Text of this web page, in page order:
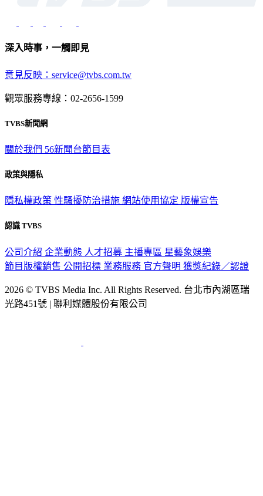
深入時事，一觸即見
意見反映：service@tvbs.com.tw
觀眾服務專線：02-2656-1599
TVBS新聞網
關於我們 56新聞台節目表
政策與隱私
隱私權政策 性騷擾防治措施 網站使用協定 版權宣告
認識 TVBS
公司介紹 企業動態 人才招募 主播專區 星藝象娛樂
節目版權銷售 公開招標 業務服務 官方聲明 獲獎紀錄／認證
2026 © TVBS Media Inc. All Rights Reserved. 台北市內湖區瑞
光路451號 | 聯利媒體股份有限公司